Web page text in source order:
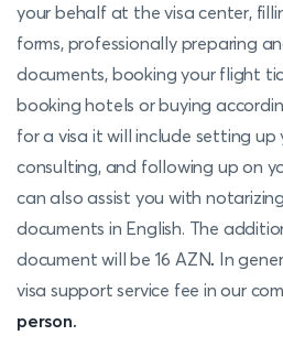
your behalf at the visa center,
forms, professionally preparing
documents, booking your flight
booking hotels or buying
for a visa it will include setting up
consulting, and following up on
can also assist you with
documents in English. The
document will be 16 AZN. In
visa support service fee in our
person.